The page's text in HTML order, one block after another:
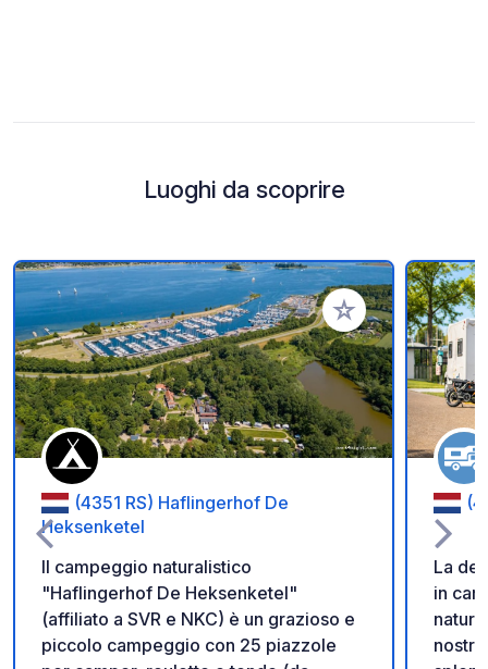
Luoghi da scoprire
Aggiungi ai tuoi
(4351 RS) Haflingerhof De
Heksenketel
Il campeggio naturalistico
"Haflingerhof De Heksenketel"
(affiliato a SVR e NKC) è un grazioso e
piccolo campeggio con 25 piazzole
La
in